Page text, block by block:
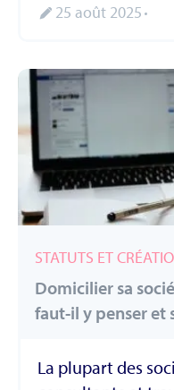
25 août 2025
STATUTS ET
Domicilier sa
faut-il y penser et
La plupart des